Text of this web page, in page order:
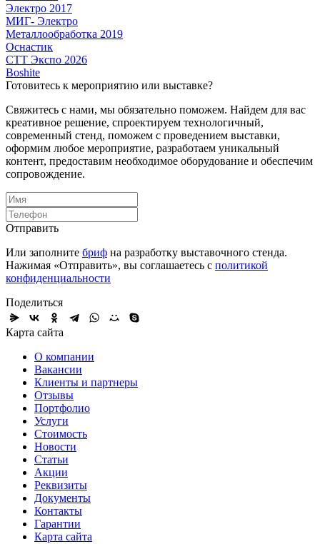
Электро 2017
МИГ- Электро
Металлообработка 2019
Оснастик
СТТ Экспо 2026
Boshite
Готовитесь к мероприятию или выставке?
Свяжитесь с нами, мы обязательно поможем. Найдем для вас
креативное решение, спроектируем технологичный,
современный стенд, поможем с проведением выставки,
оформим любое мероприятие, разработаем уникальный
контент, предоставим необходимое оборудование и обеспечим
сопровождение.
Отправить
Или заполните бриф на разработку выставочного стенда.
Нажимая «Отправить», вы соглашаетесь с политикой
конфиденциальности
Поделиться
Карта сайта
О компании
Вакансии
Клиенты и партнеры
Отзывы
Портфолио
Услуги
Стоимость
Новости
Статьи
Акции
Реквизиты
Документы
Контакты
Гарантии
Карта сайта